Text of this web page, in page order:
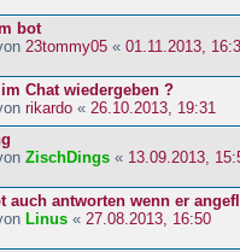
bot
23tommy05 « 01.11.2013,
Chat wiedergeben ?
rikardo « 26.10.2013, 19:31
ZischDings « 13.09.2013,
auch antworten wenn er
Linus « 27.08.2013, 16:50